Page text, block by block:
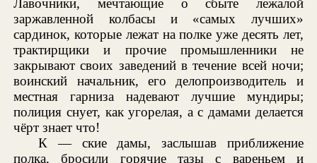
Лавочники, мечтающие о сбыте лежалой
заржавленной колбасы и «самых лучших»
сардинок, которые лежат на полке уже десять лет,
трактирщики и прочие промышленники не
закрывают своих заведений в течение всей ночи;
воинский начальник, его делопроизводитель и
местная гарниза надевают лучшие мундиры;
полиция снует, как угорелая, а с дамами делается
чёрт знает что!
К — ские дамы, заслышав приближение
полка, бросили горячие тазы с вареньем и